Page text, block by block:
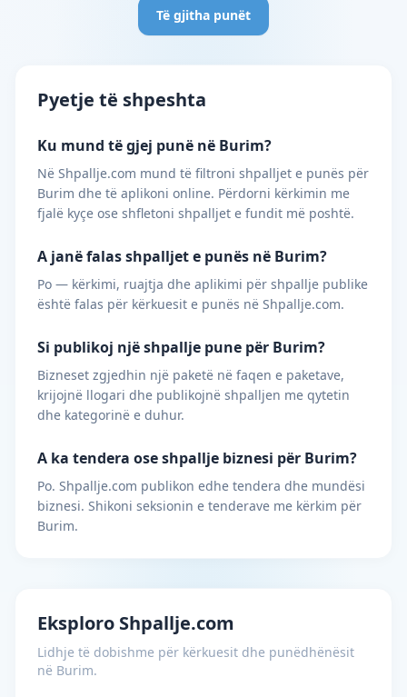
Të gjitha punët
Pyetje të shpeshta
Ku mund të gjej punë në Burim?
Në Shpallje.com mund të filtroni shpalljet e punës për
Burim dhe të aplikoni online. Përdorni kërkimin me
fjalë kyçe ose shfletoni shpalljet e fundit më poshtë.
A janë falas shpalljet e punës në Burim?
Po — kërkimi, ruajtja dhe aplikimi për shpallje publike
është falas për kërkuesit e punës në Shpallje.com.
Si publikoj një shpallje pune për Burim?
Bizneset zgjedhin një paketë në faqen e paketave,
krijojnë llogari dhe publikojnë shpalljen me qytetin
dhe kategorinë e duhur.
A ka tendera ose shpallje biznesi për Burim?
Po. Shpallje.com publikon edhe tendera dhe mundësi
biznesi. Shikoni seksionin e tenderave me kërkim për
Burim.
Eksploro Shpallje.com
Lidhje të dobishme për kërkuesit dhe punëdhënësit
në Burim.